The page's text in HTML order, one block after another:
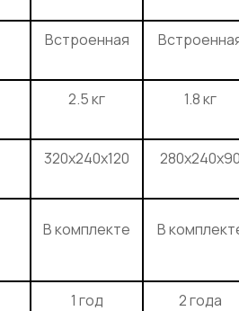
Встроенная
2.5 кг 1.8 кг
320x240x120
В комплекте В
1 год 2 года